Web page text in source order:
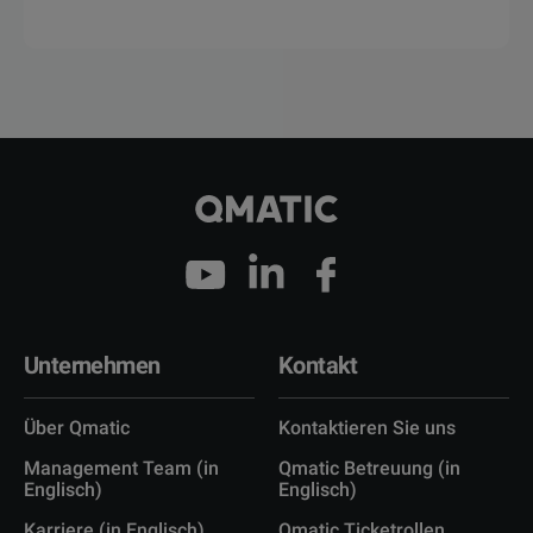
Unternehmen
Über Qmatic
Management Team (in
Englisch)
Kontakt
Kontaktieren Sie uns
Qmatic Betreuung (in
Englisch)